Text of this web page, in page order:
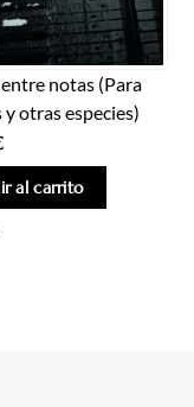
notas (Para
y otras especies)
al carrito